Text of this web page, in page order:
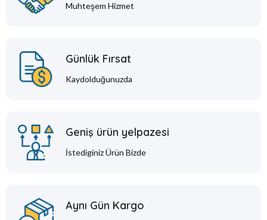
Muhteşem Hizmet
Günlük Fırsat
Kaydolduğunuzda
Geniş ürün yelpazesi
İstediginiz Ürün Bizde
Aynı Gün Kargo